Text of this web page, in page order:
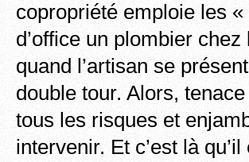
copropriété emploie les
d’office un plombier
quand l’artisan se
double tour. Alors,
tous les risques et
intervenir. Et c’est là